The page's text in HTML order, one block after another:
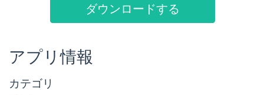
ダウンロードする
アプリ情報
カテゴリ